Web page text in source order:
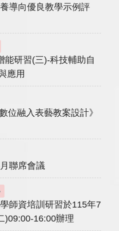
導向優良教學示例評
能研習(三)-科技輔助自
應用
位融入表藝教案設計》
聯席會議
師資培訓研習於115年7
)09:00-16:00辦理